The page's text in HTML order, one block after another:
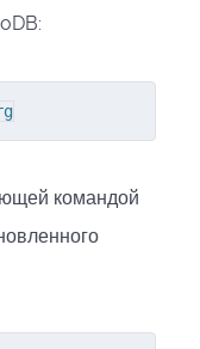
командой